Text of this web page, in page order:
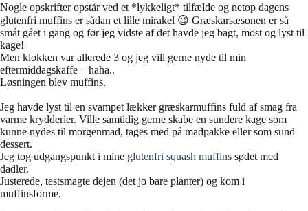
Nogle opskrifter opstår ved et *lykkeligt* tilfælde og netop dagens
glutenfri muffins er sådan et lille mirakel 😉 Græskarsæsonen er så
småt gået i gang og før jeg vidste af det havde jeg bagt, most og lyst til
kage!
Men klokken var allerede 3 og jeg vill gerne nyde til min
eftermiddagskaffe – haha..
Løsningen blev muffins.
Jeg havde lyst til en svampet lækker græskarmuffins fuld af smag fra
varme krydderier. Ville samtidig gerne skabe en sundere kage som
kunne nydes til morgenmad, tages med på madpakke eller som sund
dessert.
Jeg tog udgangspunkt i mine glutenfri squash muffins sødet med
dadler.
Justerede, testsmagte dejen (det jo bare planter) og kom i
muffinsforme.